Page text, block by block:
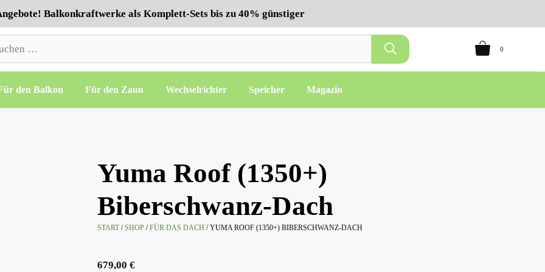
Balkonkraftwerke als Komplett-Sets bis zu 40% günstiger
0
den Balkon Für den Zaun Wechselrichter Speicher Magazin
Yuma Roof (1350+)
Biberschwanz-Dach
START/SHOP /FÜR DAS DACH / YUMA ROOF (1350+) BIBERSCHWANZ-DACH
679,00 €